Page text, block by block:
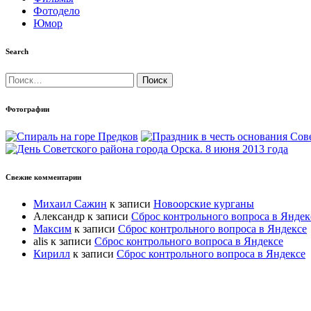
Фотодело
Юмор
Search
Найти:
Фотографии
Свежие комментарии
Михаил Сажин к записи Новоорские курганы
Александр к записи Сброс контрольного вопроса в
Максим к записи Сброс контрольного вопроса в Яндексе
alis к записи Сброс контрольного вопроса в Яндексе
Кирилл к записи Сброс контрольного вопроса в Яндексе